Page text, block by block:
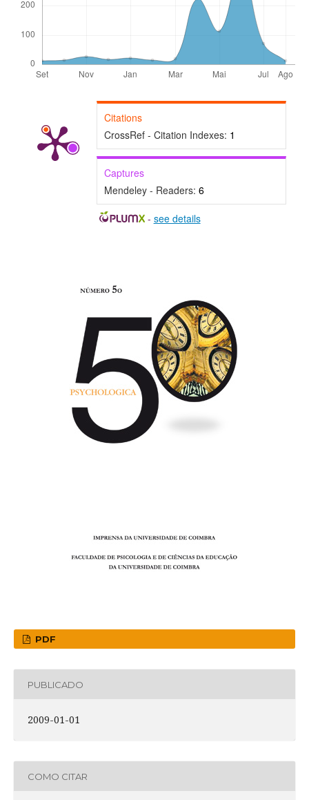
Citations
CrossRef - Citation Indexes: 1
Captures
Mendeley - Readers: 6
- see details
PDF
PUBLICADO
2009-01-01
COMO CITAR